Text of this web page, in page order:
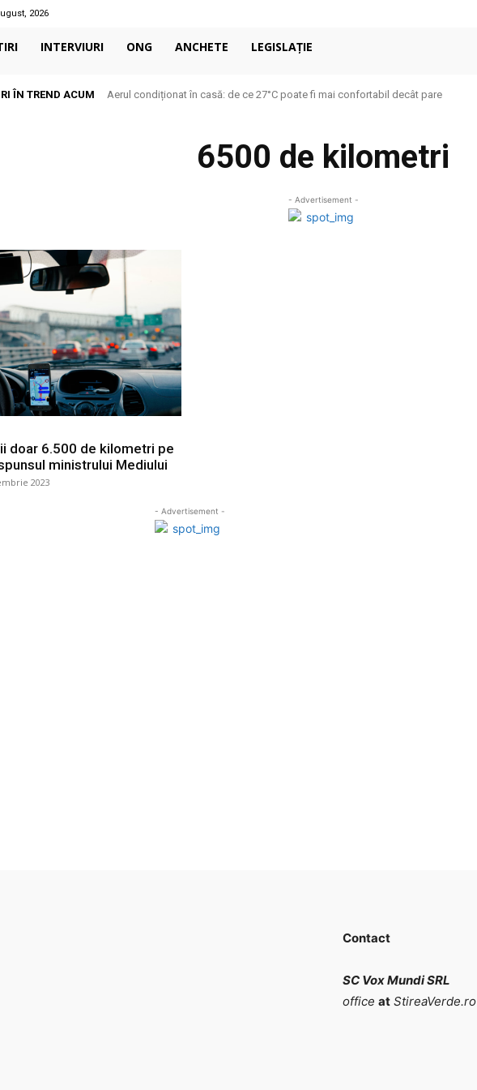
2026
INTERVIURI ONG ANCHETE LEGISLAȚIE
ÎN TREND ACUM Aerul condiționat în casă: de ce 27°C poate fi mai confortabil decât pare
6500 de kilometri
- Advertisement -
doar 6.500 de kilometri pe
ministrului Mediului
2023
- Advertisement -
Contact
SC Vox Mundi SRL
office at StireaVerde.ro